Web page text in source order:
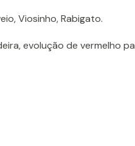
Viosinho, Rabigato.
evolução de vermelho